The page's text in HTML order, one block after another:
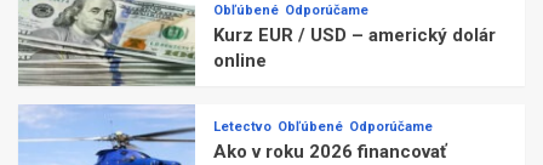
Obľúbené Odporúčame
Kurz EUR / USD – americký dolár
online
Letectvo Obľúbené Odporúčame
Ako v roku 2026 financovať